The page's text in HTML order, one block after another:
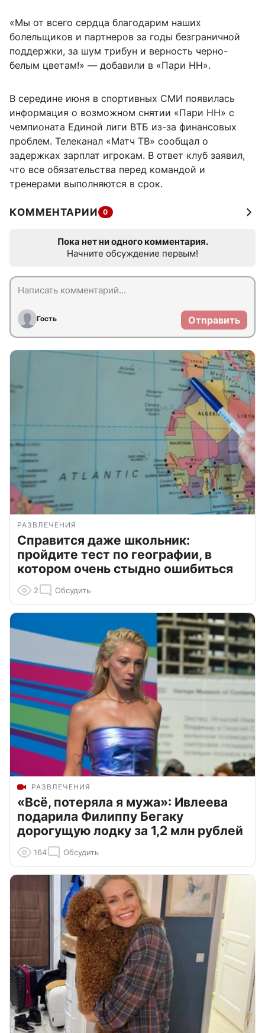
«Мы от всего сердца благодарим наших
болельщиков и партнеров за годы безграничной
поддержки, за шум трибун и верность черно-
белым цветам!» — добавили в «Пари НН».
В середине июня в спортивных СМИ появилась
информация о возможном снятии «Пари НН» с
чемпионата Единой лиги ВТБ из-за финансовых
проблем. Телеканал «Матч ТВ» сообщал о
задержках зарплат игрокам. В ответ клуб заявил,
что все обязательства перед командой и
тренерами выполняются в срок.
КОММЕНТАРИИ 0
Пока нет ни одного комментария.
Начните обсуждение первым!
Гость Отправить
РАЗВЛЕЧЕНИЯ
Справится даже школьник:
пройдите тест по географии, в
котором очень стыдно ошибиться
2 Обсудить
РАЗВЛЕЧЕНИЯ
«Всё, потеряла я мужа»: Ивлеева
подарила Филиппу Бегаку
дорогущую лодку за 1,2 млн рублей
164 Обсудить